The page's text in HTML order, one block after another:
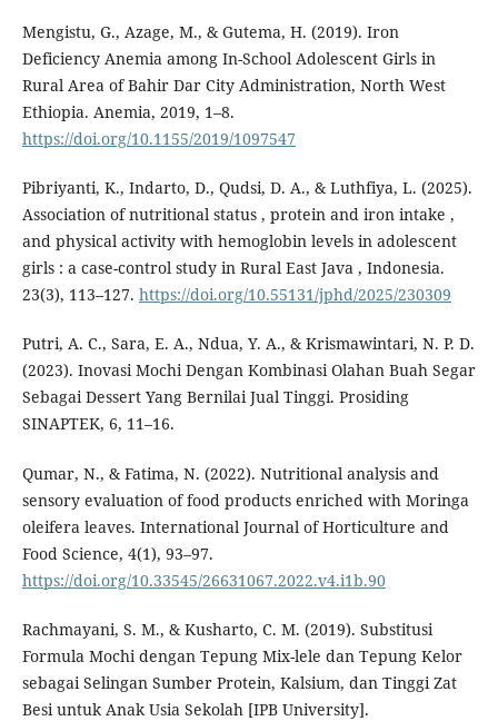
Mengistu, G., Azage, M., & Gutema, H. (2019). Iron
Deficiency Anemia among In-School Adolescent Girls in
Rural Area of Bahir Dar City Administration, North West
Ethiopia. Anemia, 2019, 1–8.
https://doi.org/10.1155/2019/1097547
Pibriyanti, K., Indarto, D., Qudsi, D. A., & Luthfiya, L. (2025).
Association of nutritional status , protein and iron intake ,
and physical activity with hemoglobin levels in adolescent
girls : a case-control study in Rural East Java , Indonesia.
23(3), 113–127. https://doi.org/10.55131/jphd/2025/230309
Putri, A. C., Sara, E. A., Ndua, Y. A., & Krismawintari, N. P. D.
(2023). Inovasi Mochi Dengan Kombinasi Olahan Buah Segar
Sebagai Dessert Yang Bernilai Jual Tinggi. Prosiding
SINAPTEK, 6, 11–16.
Qumar, N., & Fatima, N. (2022). Nutritional analysis and
sensory evaluation of food products enriched with Moringa
oleifera leaves. International Journal of Horticulture and
Food Science, 4(1), 93–97.
https://doi.org/10.33545/26631067.2022.v4.i1b.90
Rachmayani, S. M., & Kusharto, C. M. (2019). Substitusi
Formula Mochi dengan Tepung Mix-lele dan Tepung Kelor
sebagai Selingan Sumber Protein, Kalsium, dan Tinggi Zat
Besi untuk Anak Usia Sekolah [IPB University].